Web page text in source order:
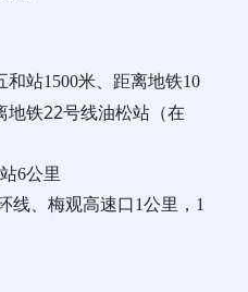
站1500米、距离地铁10
地铁22号线油松站（在
6公里
线、梅观高速口1公里，1